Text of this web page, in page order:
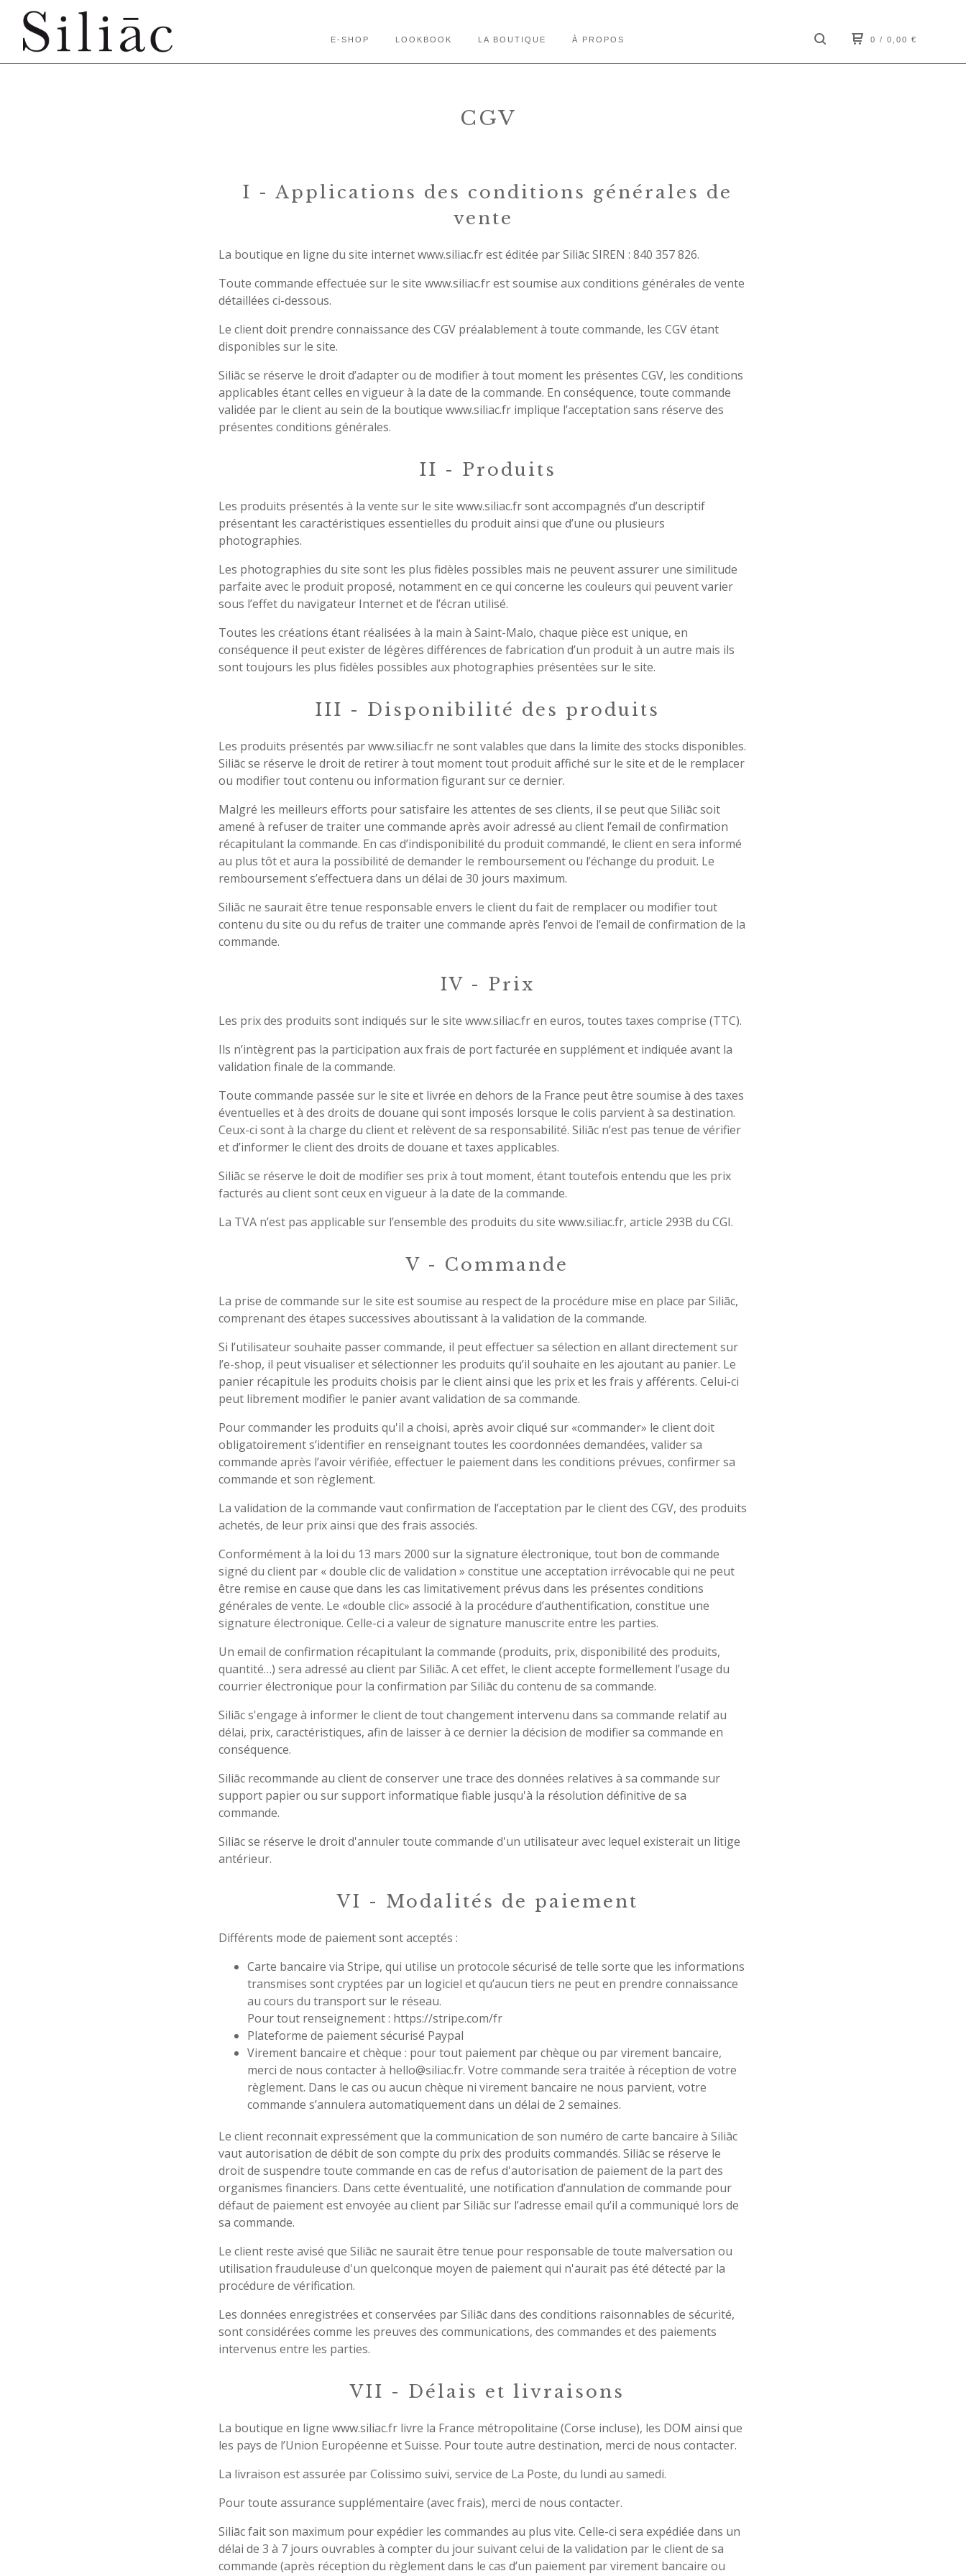
E-SHOP LOOKBOOK LA BOUTIQUE À PROPOS 0 / 0,00 €
CGV
I - Applications des conditions générales de
vente
La boutique en ligne du site internetwww.siliac.frest éditée par Siliāc SIREN : 840 357 826.
Toute commande effectuée sur le site www.siliac.frest soumise aux conditions générales de vente
détaillées ci-dessous.
Le client doit prendre connaissance des CGV préalablement à toute commande, les CGV étant
disponibles sur le site.
Siliāc se réserve le droit d’adapter ou de modifier à tout moment les présentes CGV, les conditions
applicables étant celles en vigueur à la date de la commande. En conséquence, toute commande
validée par le client au sein de la boutique www.siliac.fr implique l’acceptation sans réserve des
présentes conditions générales.
II - Produits
Les produits présentés à la vente sur le site www.siliac.frsont accompagnés d’un descriptif
présentant les caractéristiques essentielles du produit ainsi que d’une ou plusieurs
photographies.
Les photographies du site sont les plus fidèles possibles mais ne peuvent assurer une similitude
parfaite avec le produit proposé, notamment en ce qui concerne les couleurs qui peuvent varier
sous l’effet du navigateur Internet et de l’écran utilisé.
Toutes les créations étant réalisées à la main à Saint-Malo, chaque pièce est unique, en
conséquence il peut exister de légères différences de fabrication d’un produit à un autre mais ils
sont toujours les plus fidèles possibles aux photographies présentées sur le site.
III - Disponibilité des produits
Les produits présentés parwww.siliac.fr ne sont valables que dans la limite des stocks disponibles.
Siliāc se réserve le droit de retirer à tout moment tout produit affiché sur le site et de le remplacer
ou modifier tout contenu ou information figurant sur ce dernier.
Malgré les meilleurs efforts pour satisfaire les attentes de ses clients, il se peut que Siliāc soit
amené à refuser de traiter une commande après avoir adressé au client l’email de confirmation
récapitulant la commande. En cas d’indisponibilité du produit commandé, le client en sera informé
au plus tôt et aura la possibilité de demander le remboursement ou l’échange du produit. Le
remboursement s’effectuera dans un délai de 30 jours maximum.
Siliāc ne saurait être tenue responsable envers le client du fait de remplacer ou modifier tout
contenu du site ou du refus de traiter une commande après l’envoi de l’email de confirmation de la
commande.
IV - Prix
Les prix des produits sont indiqués sur le site www.siliac.fren euros, toutes taxes comprise (TTC).
Ils n’intègrent pas la participation aux frais de port facturée en supplément et indiquée avant la
validation finale de la commande.
Toute commande passée sur le site et livrée en dehors de la France peut être soumise à des taxes
éventuelles et à des droits de douane qui sont imposés lorsque le colis parvient à sa destination.
Ceux-ci sont à la charge du client et relèvent de sa responsabilité. Siliāc n’est pas tenue de vérifier
et d’informer le client des droits de douane et taxes applicables.
Siliāc se réserve le doit de modifier ses prix à tout moment, étant toutefois entendu que les prix
facturés au client sont ceux en vigueur à la date de la commande.
La TVA n’est pas applicable sur l’ensemble des produits du site www.siliac.fr, article 293B du CGI.
V - Commande
La prise de commande sur le site est soumise au respect de la procédure mise en place par Siliāc,
comprenant des étapes successives aboutissant à la validation de la commande.
Si l’utilisateur souhaite passer commande, il peut effectuer sa sélection en allant directement sur
l’e-shop, il peut visualiser et sélectionner les produits qu’il souhaite en les ajoutant au panier. Le
panier récapitule les produits choisis par le client ainsi que les prix et les frais y afférents. Celui-ci
peut librement modifier le panier avant validation de sa commande.
Pour commander les produits qu'il a choisi, après avoir cliqué sur «commander» le client doit
obligatoirement s’identifier en renseignant toutes les coordonnées demandées, valider sa
commande après l’avoir vérifiée, effectuer le paiement dans les conditions prévues, confirmer sa
commande et son règlement.
La validation de la commande vaut confirmation de l’acceptation par le client des CGV, des produits
achetés, de leur prix ainsi que des frais associés.
Conformément à la loi du 13 mars 2000 sur la signature électronique, tout bon de commande
signé du client par « double clic de validation » constitue une acceptation irrévocable qui ne peut
être remise en cause que dans les cas limitativement prévus dans les présentes conditions
générales de vente. Le «double clic» associé à la procédure d’authentification, constitue une
signature électronique. Celle-ci a valeur de signature manuscrite entre les parties.
Un email de confirmation récapitulant la commande (produits, prix, disponibilité des produits,
quantité…) sera adressé au client par Siliāc. A cet effet, le client accepte formellement l’usage du
courrier électronique pour la confirmation par Siliāc du contenu de sa commande.
Siliāc s'engage à informer le client de tout changement intervenu dans sa commande relatif au
délai, prix, caractéristiques, afin de laisser à ce dernier la décision de modifier sa commande en
conséquence.
Siliāc recommande au client de conserver une trace des données relatives à sa commande sur
support papier ou sur support informatique fiable jusqu'à la résolution définitive de sa
commande.
Siliāc se réserve le droit d'annuler toute commande d'un utilisateur avec lequel existerait un litige
antérieur.
VI - Modalités de paiement
Différents mode de paiement sont acceptés :
Carte bancaire via Stripe, qui utilise un protocole sécurisé de telle sorte que les informations
transmises sont cryptées par un logiciel et qu’aucun tiers ne peut en prendre connaissance
au cours du transport sur le réseau.
Pour tout renseignement : https://stripe.com/fr
Plateforme de paiement sécurisé Paypal
Virement bancaire et chèque : pour tout paiement par chèque ou par virement bancaire,
merci de nous contacter à hello@siliac.fr. Votre commande sera traitée à réception de votre
règlement. Dans le cas ou aucun chèque ni virement bancaire ne nous parvient, votre
commande s’annulera automatiquement dans un délai de 2 semaines.
Le client reconnait expressément que la communication de son numéro de carte bancaire à Siliāc
vaut autorisation de débit de son compte du prix des produits commandés. Siliāc se réserve le
droit de suspendre toute commande en cas de refus d'autorisation de paiement de la part des
organismes financiers. Dans cette éventualité, une notification d’annulation de commande pour
défaut de paiement est envoyée au client par Siliāc sur l’adresse email qu’il a communiqué lors de
sa commande.
Le client reste avisé que Siliāc ne saurait être tenue pour responsable de toute malversation ou
utilisation frauduleuse d'un quelconque moyen de paiement qui n'aurait pas été détecté par la
procédure de vérification.
Les données enregistrées et conservées par Siliāc dans des conditions raisonnables de sécurité,
sont considérées comme les preuves des communications, des commandes et des paiements
intervenus entre les parties.
VII - Délais et livraisons
La boutique en ligne www.siliac.fr livre la France métropolitaine (Corse incluse), les DOM ainsi que
les pays de l’Union Européenne et Suisse. Pour toute autre destination, merci de nous contacter.
La livraison est assurée par Colissimo suivi, service de La Poste, du lundi au samedi.
Pour toute assurance supplémentaire (avec frais), merci de nous contacter.
Siliāc fait son maximum pour expédier les commandes au plus vite. Celle-ci sera expédiée dans un
délai de 3 à 7 jours ouvrables à compter du jour suivant celui de la validation par le client de sa
commande (après réception du règlement dans le cas d’un paiement par virement bancaire ou